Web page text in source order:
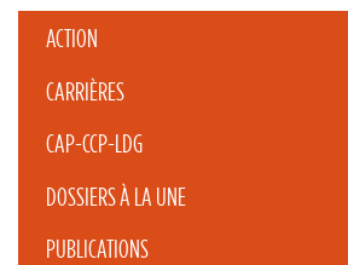
ACTION
CARRIÈRES
CAP-CCP-LDG
DOSSIERS À LA UNE
PUBLICATIONS